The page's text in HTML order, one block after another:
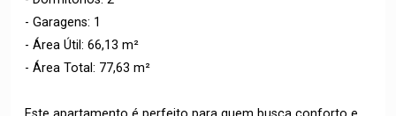
- Garagens: 1
- Área Útil: 66,13 m²
- Área Total: 77,63 m²